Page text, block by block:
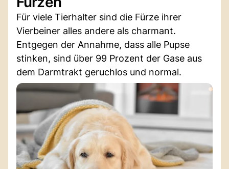
Für viele Tierhalter sind die Fürze ihrer
Vierbeiner alles andere als charmant.
Entgegen der Annahme, dass alle Pupse
stinken, sind über 99 Prozent der Gase aus
dem Darmtrakt geruchlos und normal.